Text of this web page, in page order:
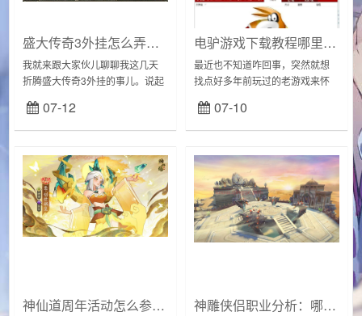
盛大传奇3外挂怎么弄到手？老玩家告诉你！
我就来跟大家伙儿聊聊我这几天
折腾盛大传奇3外挂的事儿。说起
我可是费老鼻子劲！我是听朋友
说，现在玩传奇3，不用外挂根本
07-12
电驴游戏下载教程哪里有？手把手教你找回童年记忆！
最近也不知道咋回事，突然就想
找点好多年前玩过的老游戏来怀
遍，好多老家伙都找不着，要么
就是下架，要么就是根本没上
07-10
神仙道周年活动怎么参与？参与条件一览！ 神雕侠侣职业分析：哪个职业PK最强？老玩家告诉你！